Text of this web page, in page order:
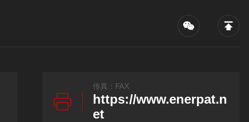
传真：FAX
https://www.enerpat.n
et